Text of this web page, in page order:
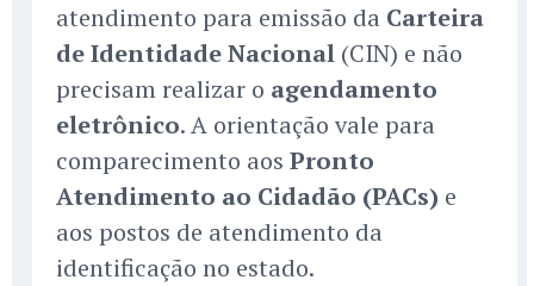
atendimento para emissão da Carteira
de Identidade Nacional (CIN) e não
precisam realizar o agendamento
eletrônico. A orientação vale para
comparecimento aos Pronto
Atendimento ao Cidadão (PACs) e
aos postos de atendimento da
identificação no estado.